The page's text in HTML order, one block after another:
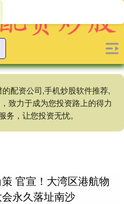
配资公司,手机炒股软件推荐,
致力于成为您投资路上的得力
，让您投资无忧。
官宣！大湾区港航物
永久落址南沙